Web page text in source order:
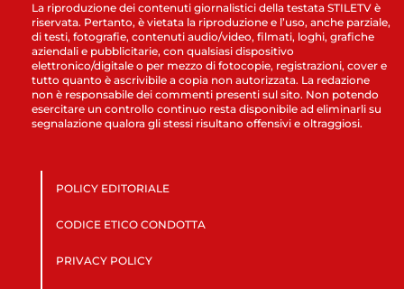
La riproduzione dei contenuti giornalistici della testata STILETV è
riservata. Pertanto, è vietata la riproduzione e l’uso, anche parziale,
di testi, fotografie, contenuti audio/video, filmati, loghi, grafiche
aziendali e pubblicitarie, con qualsiasi dispositivo
elettronico/digitale o per mezzo di fotocopie, registrazioni, cover e
tutto quanto è ascrivibile a copia non autorizzata. La redazione
non è responsabile dei commenti presenti sul sito. Non potendo
esercitare un controllo continuo resta disponibile ad eliminarli su
segnalazione qualora gli stessi risultano offensivi e oltraggiosi.
POLICY EDITORIALE
CODICE ETICO CONDOTTA
PRIVACY POLICY